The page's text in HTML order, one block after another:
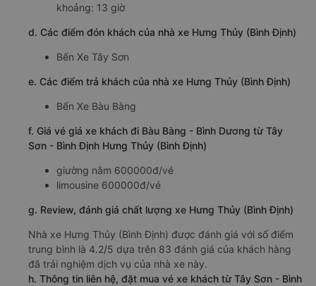
khoảng: 13 giờ
d. Các điểm đón khách của nhà xe Hưng Thủy (Bình Định)
Bến Xe Tây Sơn
e. Các điểm trả khách của nhà xe Hưng Thủy (Bình Định)
Bến Xe Bàu Bàng
f. Giá vé giá xe khách đi Bàu Bàng - Bình Dương từ Tây
Sơn - Bình Định Hưng Thủy (Bình Định)
giường nằm 600000đ/vé
limousine 600000đ/vé
g. Review, đánh giá chất lượng xe Hưng Thủy (Bình Định)
Nhà xe Hưng Thủy (Bình Định) được đánh giá với số điểm
trung bình là 4.2/5 dựa trên 83 đánh giá của khách hàng
đã trải nghiệm dịch vụ của nhà xe này.
h. Thông tin liên hệ, đặt mua vé xe khách từ Tây Sơn - Bình